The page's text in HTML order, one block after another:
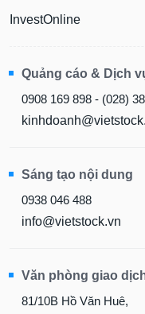
InvestOnline
Quảng cáo & Dịch
0908 169 898 - (028)
Sáng tạo nội dung
0938 046 488
info@vietstock.vn
Văn phòng giao
81/10B Hồ Văn Huê,